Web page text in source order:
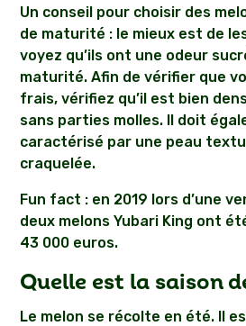
Un conseil pour choisir des
de maturité : le mieux est de
voyez qu’ils ont une odeur
maturité. Afin de vérifier que
frais, vérifiez qu’il est bien
sans parties molles. Il doit
caractérisé par une peau
craquelée.
Fun fact : en 2019 lors d’une
deux melons Yubari King ont
43 000 euros.
Quelle est la saison
Le melon se récolte en été. Il